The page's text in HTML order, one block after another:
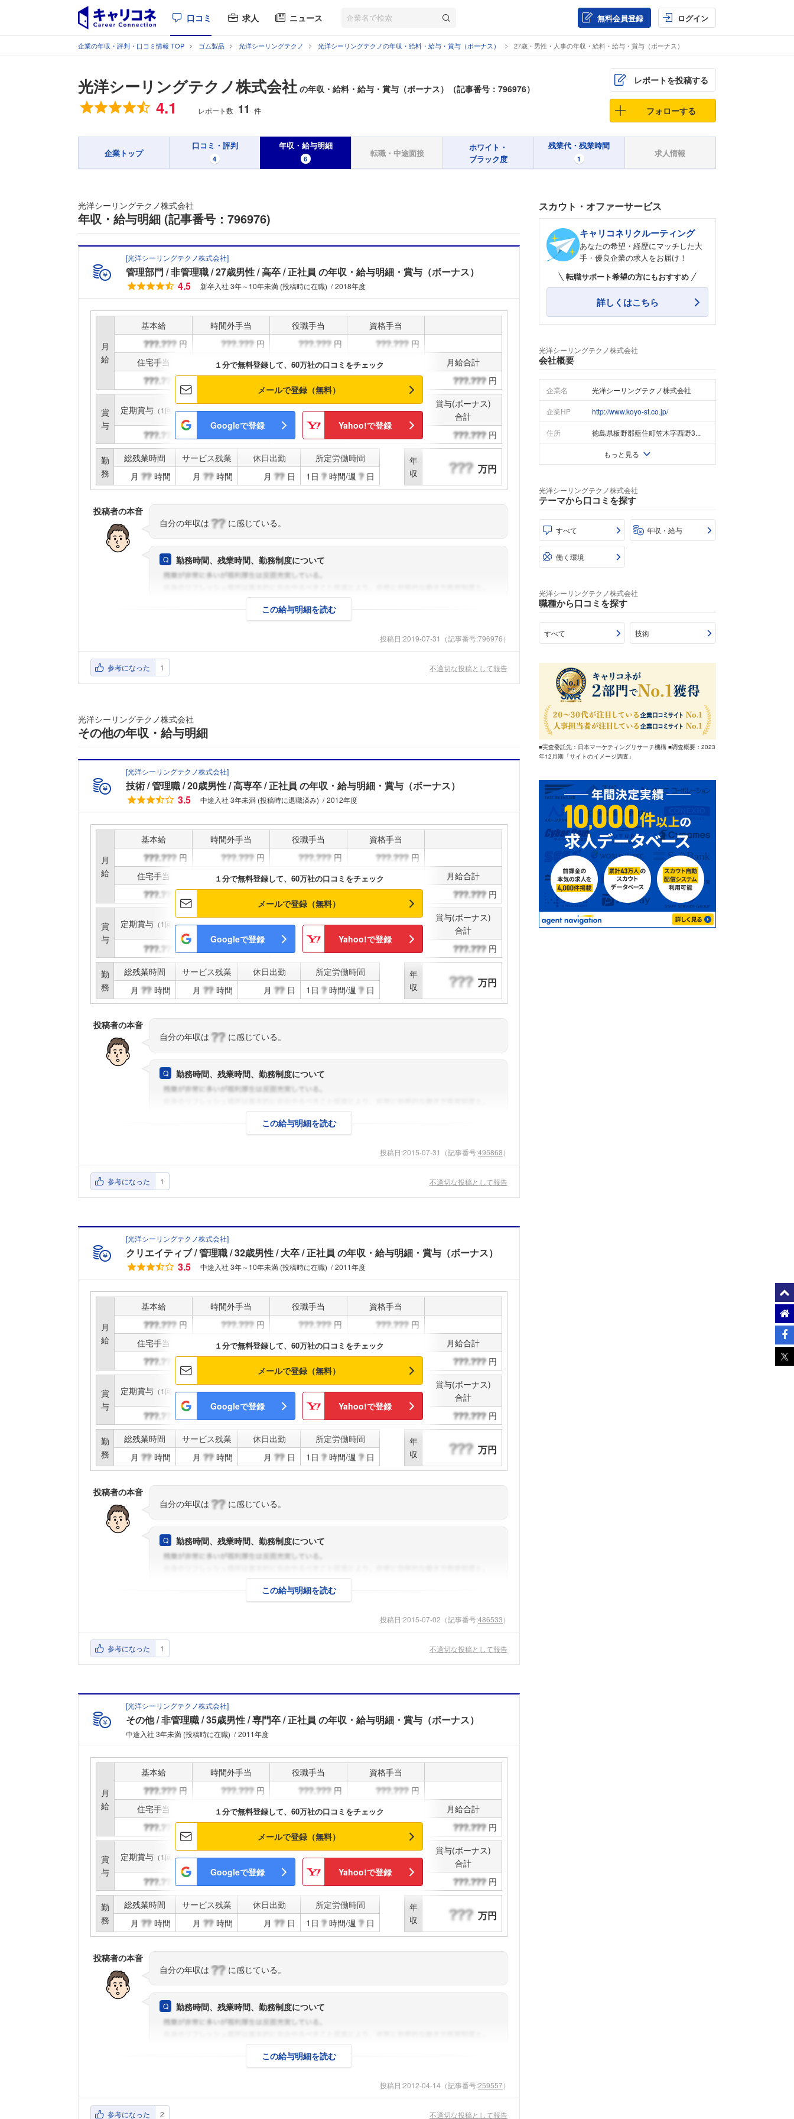
口コミ 求人 ニュース 無料会員登録 ログイン
企業の年収・評判・口コミ情報 TOP ゴム製品 光洋シーリングテクノ 光洋シーリングテクノの年収・給料・給与・賞与（ボーナス） 27歳・男性・人事の年収・給料・給与・賞与（ボーナス）
光洋シーリングテクノ株式会社 の年収・給料・給与・賞与（ボーナス）（記事番号：796976）
総合評価
4.1 レポート数 11 件
レポートを投稿する
フォローする
企業トップ
口コミ・評判
4
年収・給与明細
6
転職・中途面接
ホワイト・
ブラック度
残業代・残業時間
1
求人情報
フォローしました
こちらの企業もフォローしませんか？
光洋シーリングテクノ株式会社
年収・給与明細 (記事番号：796976)
[光洋シーリングテクノ株式会社]
管理部門 非管理職 27歳男性 高卒 正社員 の年収・給与明細・賞与（ボーナス）
4.5
新卒入社 3年～10年未満 (投稿時に在職) 2018年度
月
給
基本給 時間外手当 役職手当
資格手当
円
円 円
円
住宅手当
家族手当 通勤手当 その他手当
月給合計
円
賞
与
定期賞与 （1回計） インセンティブ賞与 決算賞与
賞与(ボーナス)
合計
円
勤
務
総残業時間 サービス残業 休日出勤
所定労働時間
月
時間 月 時間 月 日 1日 時間/週 日
年
収
万円
１分で無料登録して、60万社の口コミをチェック
メールで登録（無料）
Googleで登録 Yahoo!で登録
投稿者の本音
自分の年収は
に感じている。
勤務時間、残業時間、勤務制度について
この給与明細を読む
投稿日:2019-07-31 （記事番号:796976）
参考になった 1 不適切な投稿として報告
光洋シーリングテクノ株式会社
その他の年収・給与明細
[光洋シーリングテクノ株式会社]
技術 管理職 20歳男性 高専卒 正社員 の年収・給与明細・賞与（ボーナス）
3.5
中途入社 3年未満 (投稿時に退職済み) 2012年度
月
給
基本給 時間外手当 役職手当
資格手当
円
円 円
円
住宅手当
家族手当 通勤手当 その他手当
月給合計
円
賞
与
定期賞与 （1回計） インセンティブ賞与 決算賞与
賞与(ボーナス)
合計
円
勤
務
総残業時間 サービス残業 休日出勤
所定労働時間
月
時間 月 時間 月 日 1日 時間/週 日
年
収
万円
１分で無料登録して、60万社の口コミをチェック
メールで登録（無料）
Googleで登録 Yahoo!で登録
投稿者の本音
自分の年収は
に感じている。
勤務時間、残業時間、勤務制度について
この給与明細を読む
投稿日:2015-07-31 （記事番号:495868）
参考になった 1 不適切な投稿として報告
[光洋シーリングテクノ株式会社]
クリエイティブ 管理職 32歳男性 大卒 正社員 の年収・給与明細・賞与（ボーナス）
3.5
中途入社 3年～10年未満 (投稿時に在職) 2011年度
月
給
基本給 時間外手当 役職手当
資格手当
円
円 円
円
住宅手当
家族手当 通勤手当 その他手当
月給合計
円
賞
与
定期賞与 （1回計） インセンティブ賞与 決算賞与
賞与(ボーナス)
合計
円
勤
務
総残業時間 サービス残業 休日出勤
所定労働時間
月
時間 月 時間 月 日 1日 時間/週 日
年
収
万円
１分で無料登録して、60万社の口コミをチェック
メールで登録（無料）
Googleで登録 Yahoo!で登録
投稿者の本音
自分の年収は
に感じている。
勤務時間、残業時間、勤務制度について
この給与明細を読む
投稿日:2015-07-02 （記事番号:486533）
参考になった 1 不適切な投稿として報告
[光洋シーリングテクノ株式会社]
その他 非管理職 35歳男性 専門卒 正社員 の年収・給与明細・賞与（ボーナス）
中途入社 3年未満 (投稿時に在職) 2011年度
月
給
基本給 時間外手当 役職手当
資格手当
円
円 円
円
住宅手当
家族手当 通勤手当 その他手当
月給合計
円
賞
与
定期賞与 （1回計） インセンティブ賞与 決算賞与
賞与(ボーナス)
合計
円
勤
務
総残業時間 サービス残業 休日出勤
所定労働時間
月
時間 月 時間 月 日 1日 時間/週 日
年
収
万円
１分で無料登録して、60万社の口コミをチェック
メールで登録（無料）
Googleで登録 Yahoo!で登録
投稿者の本音
自分の年収は
に感じている。
勤務時間、残業時間、勤務制度について
この給与明細を読む
投稿日:2012-04-14 （記事番号:259557）
参考になった 2 不適切な投稿として報告
スカウト・オファーサービス
キャリコネリクルーティング
あなたの希望・経歴にマッチした大
手・優良企業の求人をお届け！
転職サポート希望の方にもおすすめ
詳しくはこちら
光洋シーリングテクノ株式会社
会社概要
企業名 光洋シーリングテクノ株式会社
企業HP http://www.koyo-st.co.jp/
住所 徳島県板野郡藍住町笠木字西野3...
もっと見る
光洋シーリングテクノ株式会社
テーマから口コミを探す
すべて 年収・給与
働く環境
光洋シーリングテクノ株式会社
職種から口コミを探す
すべて 技術
■実査委託先：日本マーケティングリサーチ機構 ■調査概要：2023
年12月期「サイトのイメージ調査」